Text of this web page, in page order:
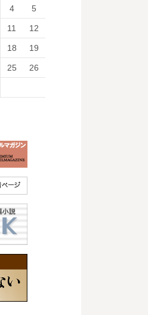
4 5
11 12
18 19
25 26